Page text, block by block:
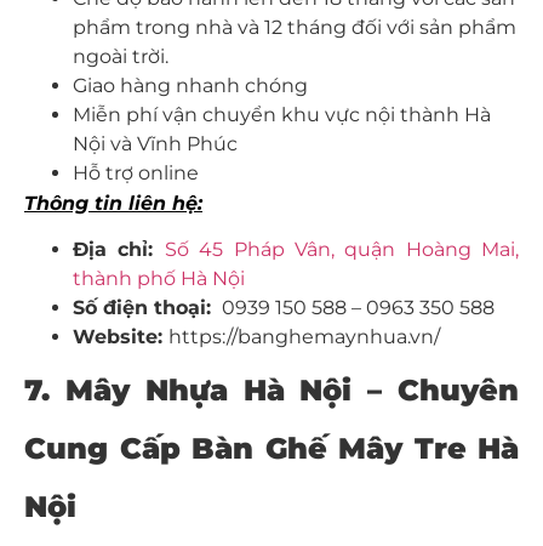
phẩm trong nhà và 12 tháng đối với sản phẩm
ngoài trời.
Giao hàng nhanh chóng
Miễn phí vận chuyển khu vực nội thành Hà
Nội và Vĩnh Phúc
Hỗ trợ online
Thông tin liên hệ:
Địa chỉ: Số 45 Pháp Vân, quận Hoàng Mai,
thành phố Hà Nội
Số điện thoại: 0939 150 588 – 0963 350 588
Website: https://banghemaynhua.vn/
7. Mây Nhựa Hà Nội – Chuyên
Cung Cấp Bàn Ghế Mây Tre Hà
Nội